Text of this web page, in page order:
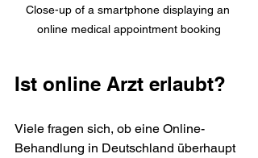
Close-up of a smartphone displaying an
online medical appointment booking
Ist online Arzt erlaubt?
Viele fragen sich, ob eine Online-
Behandlung in Deutschland überhaupt